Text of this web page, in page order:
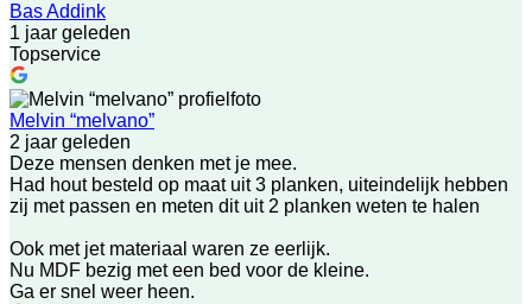
Bas Addink
1 jaar geleden
Topservice
Melvin “melvano”
2 jaar geleden
Deze mensen denken met je mee.
Had hout besteld op maat uit 3 planken, uiteindelijk hebben
zij met passen en meten dit uit 2 planken weten te halen
Ook met jet materiaal waren ze eerlijk.
Nu MDF bezig met een bed voor de kleine.
Ga er snel weer heen.